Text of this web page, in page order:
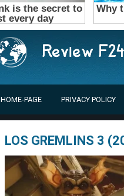
HOME-PAGE PRIVACY POLICY
LOS GREMLINS 3